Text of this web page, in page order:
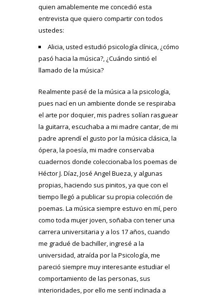
quien amablemente me concedió esta
entrevista que quiero compartir con todos
ustedes:
Alicia, usted estudió psicología clínica, ¿cómo
pasó hacia la música?, ¿Cuándo sintió el
llamado de la música?
Realmente pasé de la música a la psicología,
pues nací en un ambiente donde se respiraba
el arte por doquier, mis padres solían rasguear
la guitarra, escuchaba a mi madre cantar, de mi
padre aprendí el gusto por la música clásica, la
ópera, la poesía, mi madre conservaba
cuadernos donde coleccionaba los poemas de
Héctor J. Díaz, José Angel Bueza, y algunas
propias, haciendo sus pinitos, ya que con el
tiempo llegó a publicar su propia colección de
poemas. La música siempre estuvo en mí, pero
como toda mujer joven, soñaba con tener una
carrera universitaria y a los 17 años, cuando
me gradué de bachiller, ingresé a la
universidad, atraída por la Psicología, me
pareció siempre muy interesante estudiar el
comportamiento de las personas, sus
interioridades, por ello me sentí inclinada a